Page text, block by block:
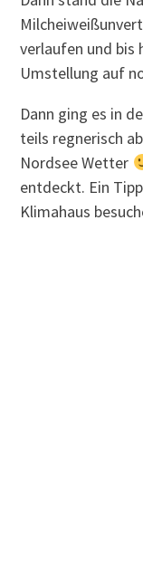
verlaufen und
Umstellung auf
Dann ging es in
teils regnerisch
Nordsee Wetter
entdeckt. Ein
Klimahaus